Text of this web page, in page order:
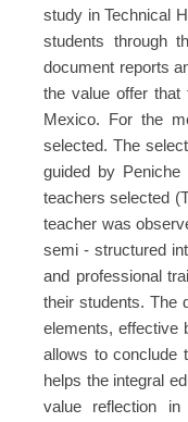
study in Technical
students through
document reports
the value offer that
Mexico. For the
selected. The
guided by
teachers selected
teacher was
semi - structured
and professional
their students. The
elements, effective
allows to conclude
helps the integral
value reflection